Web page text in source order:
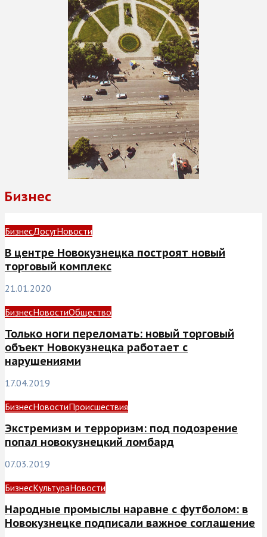
Бизнес
БизнесДосугНовости
В центре Новокузнецка построят новый
торговый комплекс
21.01.2020
БизнесНовостиОбщество
Только ноги переломать: новый торговый
объект Новокузнецка работает с
нарушениями
17.04.2019
БизнесНовостиПроисшествия
Экстремизм и терроризм: под подозрение
попал новокузнецкий ломбард
07.03.2019
БизнесКультураНовости
Народные промыслы наравне с футболом: в
Новокузнецке подписали важное соглашение